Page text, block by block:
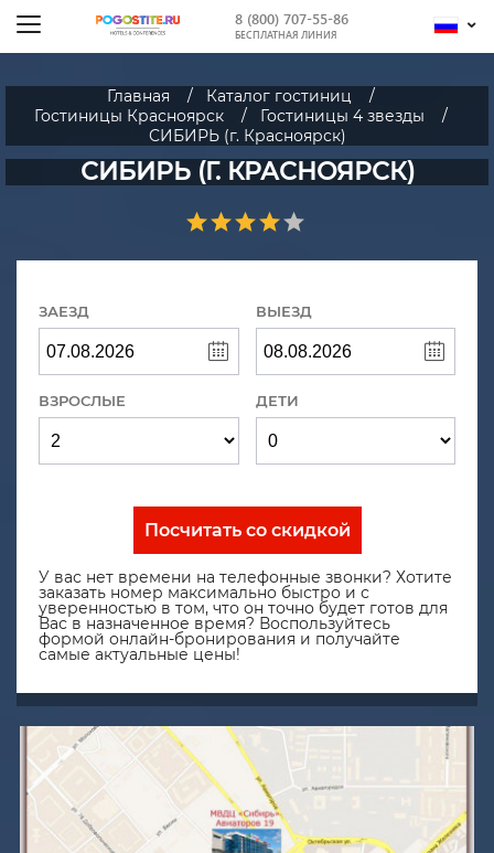
8 (800) 707-55-86
БЕСПЛАТНАЯ ЛИНИЯ
Главная
Каталог гостиниц
Гостиницы Красноярск
Гостиницы 4 звезды
СИБИРЬ (г. Красноярск)
СИБИРЬ (Г. КРАСНОЯРСК)
ЗАЕЗД ВЫЕЗД
ВЗРОСЛЫЕ ДЕТИ
Посчитать со скидкой
У вас нет времени на телефонные звонки? Хотите
заказать номер максимально быстро и с
уверенностью в том, что он точно будет готов для
Вас в назначенное время? Воспользуйтесь
формой онлайн-бронирования и получайте
самые актуальные цены!